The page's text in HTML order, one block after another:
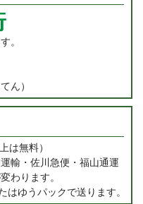
。
ん）
は無料）
輸・佐川急便・福山通運
わります。
はゆうパックで送ります。